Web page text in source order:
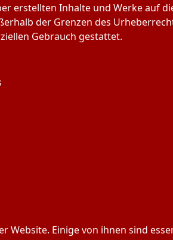
erstellten Inhalte und Werke auf
der Grenzen des
Gebrauch gestattet.
Website. Einige von ihnen sind